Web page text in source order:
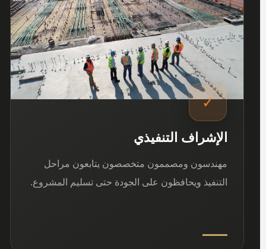
✓
الإشراف التنفيذي
مهندسون ومصممون متخصصون يتابعون مراحل
التنفيذ ويحافظون على الجودة حتى تسليم المشروع.